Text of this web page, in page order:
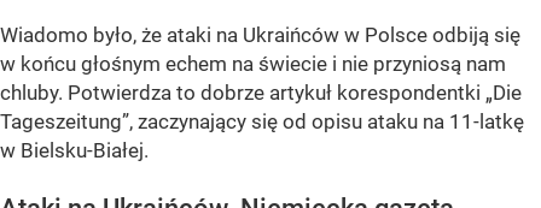
Wiadomo było, że ataki na Ukraińców w Polsce odbiją się
w końcu głośnym echem na świecie i nie przyniosą nam
chluby. Potwierdza to dobrze artykuł korespondentki „Die
Tageszeitung”, zaczynający się od opisu ataku na 11-latkę
w Bielsku-Białej.